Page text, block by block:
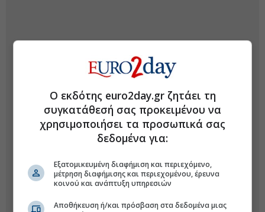
Ο εκδότης euro2day.gr ζητάει τη
συγκατάθεσή σας προκειμένου να
χρησιμοποιήσει τα προσωπικά σας
δεδομένα για:
Εξατομικευμένη διαφήμιση και περιεχόμενο,
μέτρηση διαφήμισης και περιεχομένου, έρευνα
κοινού και ανάπτυξη υπηρεσιών
Αποθήκευση ή/και πρόσβαση στα δεδομένα μιας